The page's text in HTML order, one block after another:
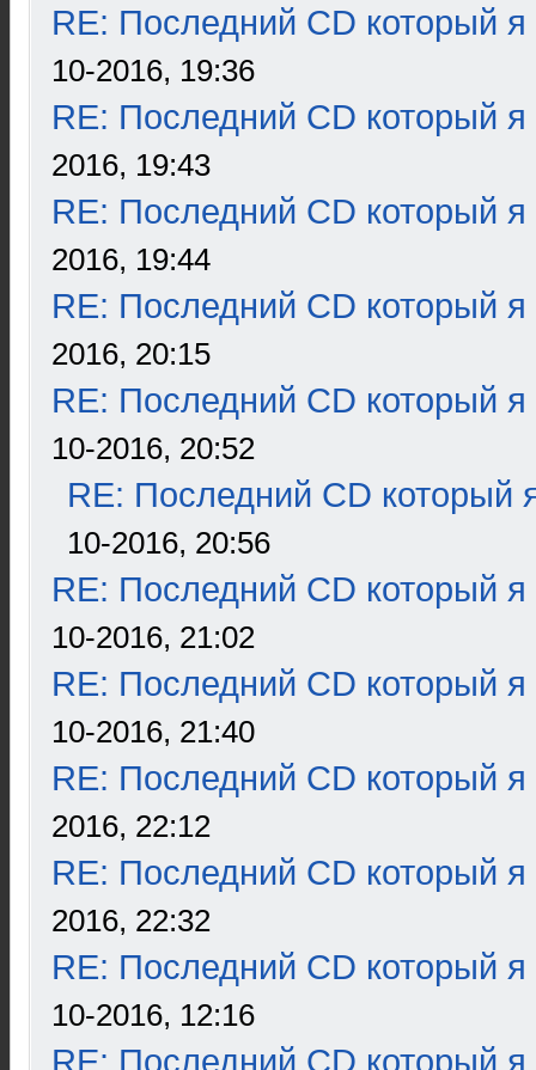
RE: Последний CD который я
10-2016, 19:36
RE: Последний CD который я
2016, 19:43
RE: Последний CD который я
2016, 19:44
RE: Последний CD который я
2016, 20:15
RE: Последний CD который я
10-2016, 20:52
RE: Последний CD который
10-2016, 20:56
RE: Последний CD который я
10-2016, 21:02
RE: Последний CD который я
10-2016, 21:40
RE: Последний CD который я
2016, 22:12
RE: Последний CD который я
2016, 22:32
RE: Последний CD который я
10-2016, 12:16
RE: Последний CD который я